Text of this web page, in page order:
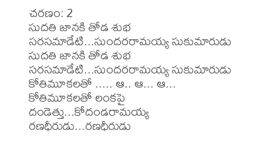
చరణం: 2
సుదతి జానకి తోడ శుభ
సరసమాడేటి...సుందరరామయ్య సుకుమారుడు
సుదతి జానకి తోడ శుభ
సరసమాడేటి...సుందరరామయ్య సుకుమారుడు
కోతిమూకలతో ..... ఆ.. ఆ... ఆ...
కోతిమూకలతో లంకపై
దండెత్తు...కోదండరామయ్య
రణధీరుడు...రణధీరుడు